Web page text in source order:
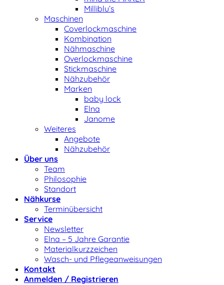
Milliblu’s
Maschinen
Coverlockmaschine
Kombination
Nähmaschine
Overlockmaschine
Stickmaschine
Nähzubehör
Marken
baby lock
Elna
Janome
Weiteres
Angebote
Nähzubehör
Über uns
Team
Philosophie
Standort
Nähkurse
Terminübersicht
Service
Newsletter
Elna – 5 Jahre Garantie
Materialkurzzeichen
Wasch- und Pflegeanweisungen
Kontakt
Anmelden / Registrieren